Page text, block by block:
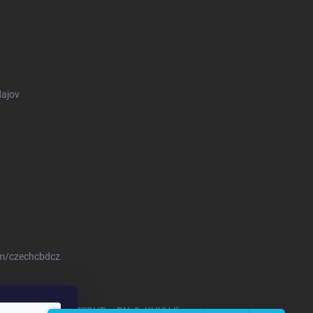
czechcbdcz